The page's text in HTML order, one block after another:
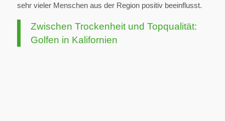
sehr vieler Menschen aus der Region positiv beeinflusst.
Zwischen Trockenheit und Topqualität:
Golfen in Kalifornien